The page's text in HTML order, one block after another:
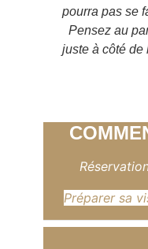
pourra pas se
Pensez au
juste à côté de
Préparer sa